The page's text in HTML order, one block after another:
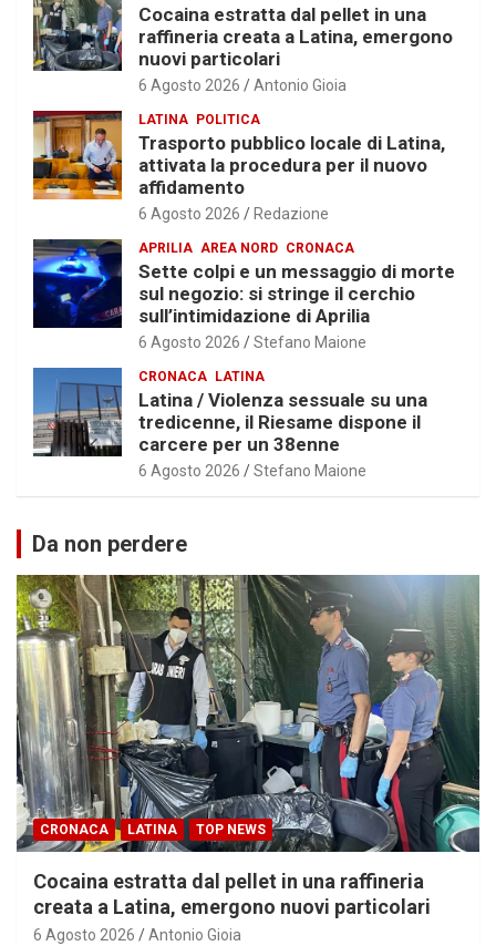
Cocaina estratta dal pellet in una
raffineria creata a Latina, emergono
nuovi particolari
6 Agosto 2026 Antonio Gioia
LATINA POLITICA
Trasporto pubblico locale di Latina,
attivata la procedura per il nuovo
affidamento
6 Agosto 2026 Redazione
APRILIA AREA NORD CRONACA
Sette colpi e un messaggio di morte
sul negozio: si stringe il cerchio
sull’intimidazione di Aprilia
6 Agosto 2026 Stefano Maione
CRONACA LATINA
Latina / Violenza sessuale su una
tredicenne, il Riesame dispone il
carcere per un 38enne
6 Agosto 2026 Stefano Maione
Da non perdere
CRONACA LATINA TOP NEWS
Cocaina estratta dal pellet in una raffineria
creata a Latina, emergono nuovi particolari
6 Agosto 2026 Antonio Gioia